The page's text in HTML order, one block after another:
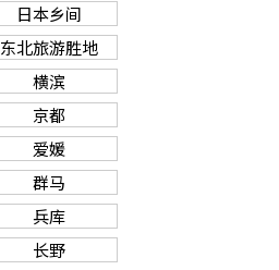
日本乡间
东北旅游胜地
横滨
京都
爱媛
群马
兵库
长野